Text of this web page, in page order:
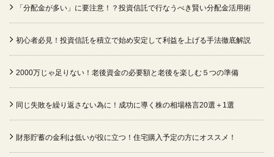
「分配金が多い」に要注意！？投資信託で行なうべき賢い分配金活用術
初心者必見！投資信託を積立で始め安定して利益を上げる手法徹底解説
2000万じゃ足りない！老後資金の必要額と老後を楽しむ５つの準備
同じ失敗を繰り返さない為に！成功に導く株の相場格言20選＋1選
財形貯蓄の金利は低いが役に立つ！住宅購入予定の方にオススメ！